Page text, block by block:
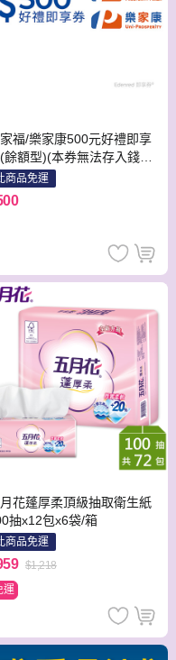
福/樂家康500元好禮即享
餘額型)(本券無法存入錢包
用)
商品免運
花蓬厚柔頂級抽取衛生紙
抽x12包x6袋/箱
商品免運
$1,218
運